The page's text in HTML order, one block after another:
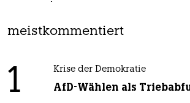
meistkommentiert
1 Krise der Demokratie
AfD-Wählen als